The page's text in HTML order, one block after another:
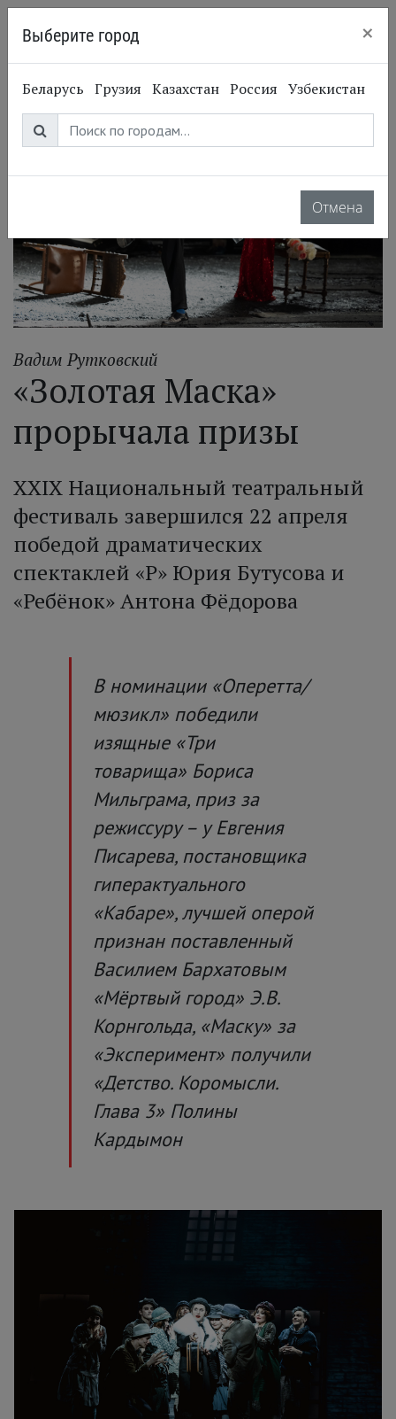
Вадим Рутковский
«Золотая Маска»
прорычала призы
XXIX Национальный театральный
фестиваль завершился 22 апреля
победой драматических
спектаклей «Р» Юрия Бутусова и
«Ребёнок» Антона Фёдорова
В номинации «Оперетта/
мюзикл» победили
изящные «Три
товарища» Бориса
Мильграма, приз за
режиссуру – у Евгения
Писарева, постановщика
гиперактуального
«Кабаре», лучшей оперой
признан поставленный
Василием Бархатовым
«Мёртвый город» Э.В.
Корнгольда, «Маску» за
«Эксперимент» получили
«Детство. Коромысли.
Глава 3» Полины
Кардымон
Выберите город ×
Беларусь Грузия Казахстан Россия Узбекистан
Отмена